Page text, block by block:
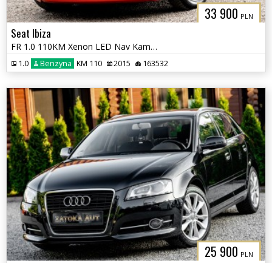
33 900 PLN
Seat Ibiza
FR 1.0 110KM Xenon LED Nav Kamera Alcantara Bezwypadkowy
1.0 Benzyna KM 110 2015 163532
25 900 PLN